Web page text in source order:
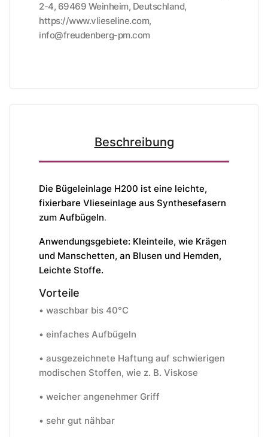
2-4, 69469 Weinheim, Deutschland,
https://www.vlieseline.com,
info@freudenberg-pm.com
Beschreibung
Die Bügeleinlage H200 ist eine leichte,
fixierbare Vlieseinlage aus Synthesefasern
zum Aufbügeln.
Anwendungsgebiete: Kleinteile, wie Krägen
und Manschetten, an Blusen und Hemden,
Leichte Stoffe.
Vorteile
• waschbar bis 40°C
• einfaches Aufbügeln
• ausgezeichnete Haftung auf schwierigen
modischen Stoffen, wie z. B. Viskose
• weicher angenehmer Griff
• sehr gut nähbar